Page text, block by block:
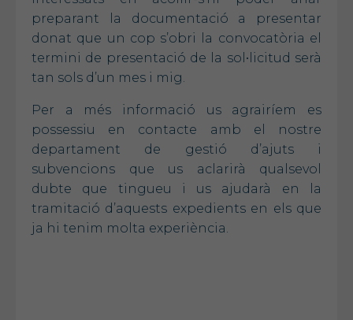
preparant la documentació a presentar
donat que un cop s’obri la convocatòria el
termini de presentació de la sol•licitud serà
tan sols d’un mes i mig.
Per a més informació us agrairíem es
possessiu en contacte amb el nostre
departament de gestió d’ajuts i
subvencions que us aclarirà qualsevol
dubte que tingueu i us ajudarà en la
tramitació d’aquests expedients en els que
ja hi tenim molta experiència.